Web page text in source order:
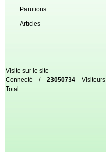
Parutions
Articles
Visite sur le site
Connecté / 23050734Visiteurs
Total